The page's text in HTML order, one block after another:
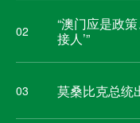
02
“澳门应是政
接人’”
03 莫桑比克总统